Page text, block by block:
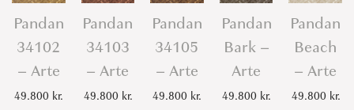
Pandan
34102
– Arte
49.800 kr.
Pandan
34103
– Arte
49.800 kr.
Pandan
34105
– Arte
49.800 kr.
Pandan
Bark –
Arte
49.800 kr.
Pandan
Beach
– Arte
49.800 kr.